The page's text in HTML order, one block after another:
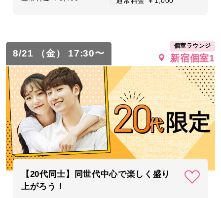
8/21 （金） 17:30〜
個室ラウンジ
新宿個室1
【20代同士】同世代中心で楽しく盛り
上がろう！